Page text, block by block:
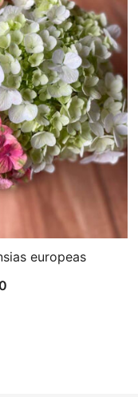
europeas